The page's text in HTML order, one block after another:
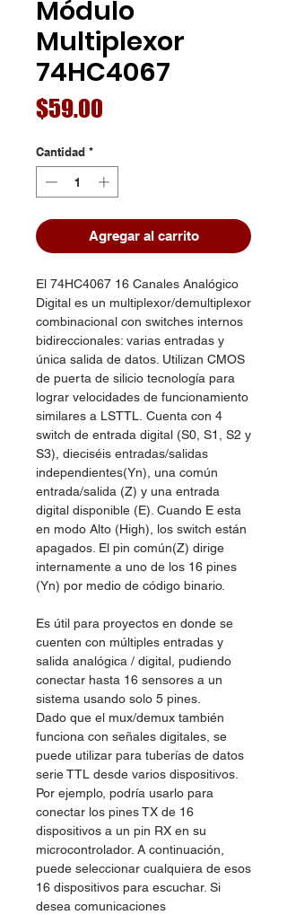
Módulo
Multiplexor
74HC4067
$59.00
Cantidad *
Agregar al carrito
El 74HC4067 16 Canales Analógico
Digital es un multiplexor/demultiplexor
combinacional con switches internos
bidireccionales: varias entradas y
única salida de datos. Utilizan CMOS
de puerta de silicio tecnología para
lograr velocidades de funcionamiento
similares a LSTTL. Cuenta con 4
switch de entrada digital (S0, S1, S2 y
S3), dieciséis entradas/salidas
independientes(Yn), una común
entrada/salida (Z) y una entrada
digital disponible (E). Cuando E esta
en modo Alto (High), los switch están
apagados. El pin común(Z) dirige
internamente a uno de los 16 pines
(Yn) por medio de código binario.
Es útil para proyectos en donde se
cuenten con múltiples entradas y
salida analógica / digital, pudiendo
conectar hasta 16 sensores a un
sistema usando solo 5 pines.
Dado que el mux/demux también
funciona con señales digitales, se
puede utilizar para tuberías de datos
serie TTL desde varios dispositivos.
Por ejemplo, podría usarlo para
conectar los pines TX de 16
dispositivos a un pin RX en su
microcontrolador. A continuación,
puede seleccionar cualquiera de esos
16 dispositivos para escuchar. Si
desea comunicaciones